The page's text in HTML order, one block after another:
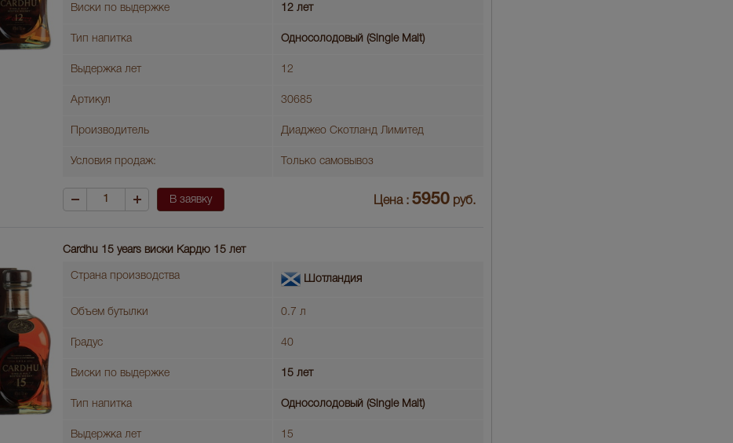
Виски по выдержке 12 лет
Тип напитка Односолодовый (Single Malt)
Выдержка лет 12
Артикул 30685
Производитель Диаджео Скотланд Лимитед
Условия продаж: Только самовывоз
В заявку Цена : 5950 руб.
Cardhu 15 years виски Кардю 15 лет
Страна производства Шотландия
Объем бутылки 0.7 л
Градус 40
Виски по выдержке 15 лет
Тип напитка Односолодовый (Single Malt)
Выдержка лет 15